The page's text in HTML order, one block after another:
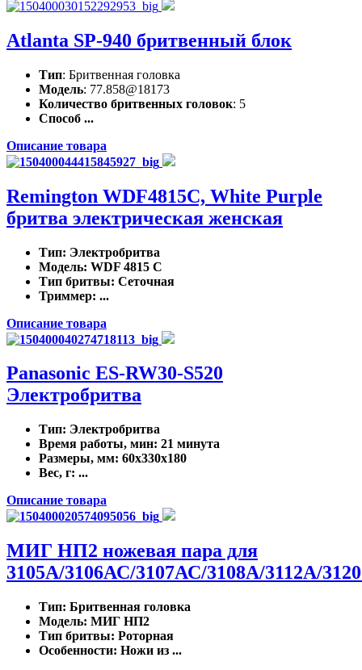
Atlanta SP-940 бритвенный блок
Тип: Бритвенная головка
Модель: 77.858@18173
Количество бритвенных головок: 5
Способ ...
Описание товара
Remington WDF4815C, White Purple
бритва электрическая женская
Тип: Электробритва
Модель: WDF 4815 C
Тип бритвы: Сеточная
Триммер: ...
Описание товара
Panasonic ES-RW30-S520
Электробритва
Тип: Электробритва
Время работы, мин: 21 минута
Размеры, мм: 60x330x180
Вес, г: ...
Описание товара
МИГ НП2 ножевая пара для
3105А/3106АС/3107АС/3108А/3112А/
Тип: Бритвенная головка
Модель: МИГ НП2
Тип бритвы: Роторная
Особенности: Ножи из ...